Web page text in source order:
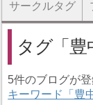
サークルタグ
タグ 豊
5件のブログが登
キーワード「豊